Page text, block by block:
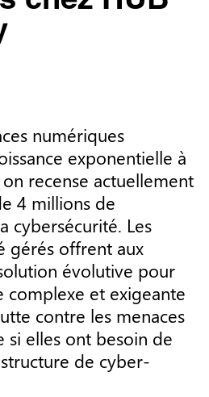
numériques
exponentielle à
recense actuellement
4 millions de
cybersécurité. Les
gérés offrent aux
évolutive pour
complexe et exigeante
contre les menaces
si elles ont besoin de
de cyber-